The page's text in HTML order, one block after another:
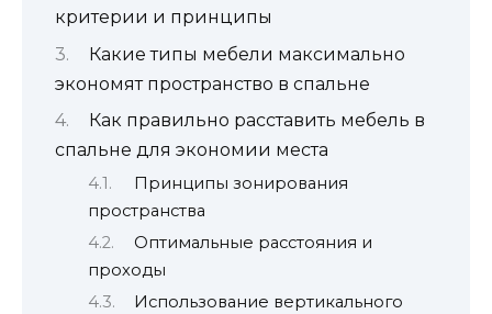
критерии и принципы
Какие типы мебели максимально
экономят пространство в спальне
Как правильно расставить мебель в
спальне для экономии места
Принципы зонирования
пространства
Оптимальные расстояния и
проходы
Использование вертикального